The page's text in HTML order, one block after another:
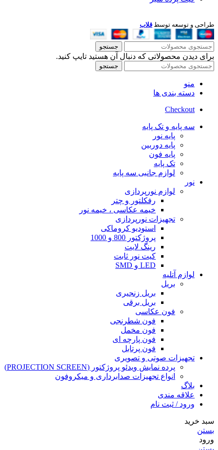
طراحی و توسعه توسط قلاب
جستجو
برای دیدن محصولاتی که دنبال آن هستید تایپ کنید.
جستجو
منو
دسته بندی ها
Checkout
سه پایه و تک پایه
پایه نور
پایه دوربین
پایه فون
تک پایه
لوازم جانبی سه پایه
نور
لوازم نورپردازی
رفکلتور و چتر
خیمه عکاسی ، خیمه نور
تجهیزات نورپردازی
استودیو کروماکی
پروژکتور 800 و 1000
رینگ لایت
کیت نور ثابت
LED و SMD
لوازم آتلیه
بریل
بریل زنجیری
بریل برقی
فون عکاسی
فون شطرنجی
فون مخمل
فون پارچه ای
فون پرتابل
تجهیزات صوتی و تصویری
پرده نمایش ویدئو پروژکتور (PROJECTION SCREEN)
انواع تجهیزات صدابرداری و میکروفون
بلاگ
علاقه مندی
ورود / ثبت نام
سبد خرید
بستن
ورود